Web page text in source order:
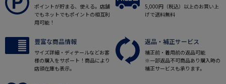
ポイントが貯まる、使える。店舗
でもネットでもポイントの相互利
用可能！
5,000円（税込）以上のお買い上
げで送料無料
豊富な商品情報
サイズ詳細・ディテールなどお客
様の購入をサポート！商品により
店頭在庫も表示。
返品・補正サービス
補正前・着用前の返品可能
※一部返品不可商品あり購入時の
補正サービスも承ります。